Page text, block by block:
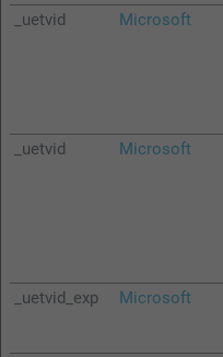
_uetvid Microsoft
_uetvid Microsoft
_uetvid_exp Microsoft